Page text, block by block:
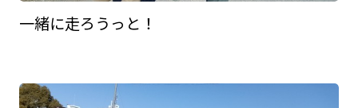
一緒に走ろうっと！